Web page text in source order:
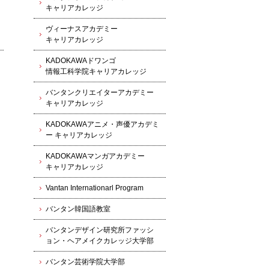
キャリアカレッジ
ヴィーナスアカデミー
キャリアカレッジ
KADOKAWAドワンゴ
情報工科学院キャリアカレッジ
バンタンクリエイターアカデミー
キャリアカレッジ
KADOKAWAアニメ・声優アカデミ
ー キャリアカレッジ
KADOKAWAマンガアカデミー
キャリアカレッジ
Vantan Internationarl Program
バンタン韓国語教室
バンタンデザイン研究所ファッシ
ョン・ヘアメイクカレッジ大学部
バンタン芸術学院大学部